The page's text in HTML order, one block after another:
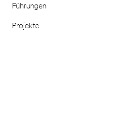
Führungen
Projekte